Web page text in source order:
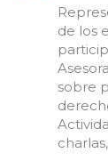
de los
sobre